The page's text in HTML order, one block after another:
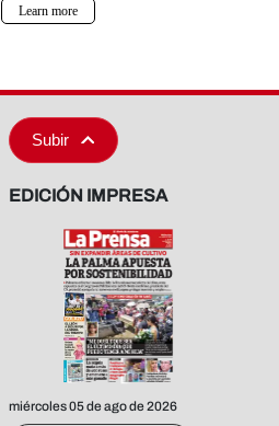
Subir
EDICIÓN IMPRESA
miércoles 05 de ago de 2026